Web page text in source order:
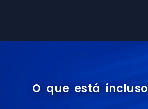
O que está incluso